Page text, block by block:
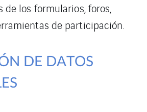
de los formularios, foros,
de participación.
DE DATOS